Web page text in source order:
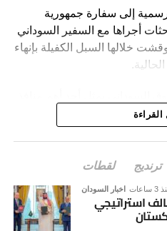
إلى سفارة جمهورية
أجراها مع السفير السوداني
خلالها السبل الكفيلة بإنهاء
كيلوغرام من الشاي الكيني، بقيمة مالية تصل إلى 70 مليون
خمسة أسواق مستوردة لهذا
مقلقة للحظر، مشيراً إلى
مليون كيلوغرام من الشاي المحتجز حالياً
ترنديج لقطات
اخبار السودان ساعات
استراتيجي